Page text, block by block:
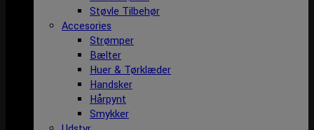
Støvle Tilbehør
Accesories
Strømper
Bælter
Huer & Tørklæder
Handsker
Hårpynt
Smykker